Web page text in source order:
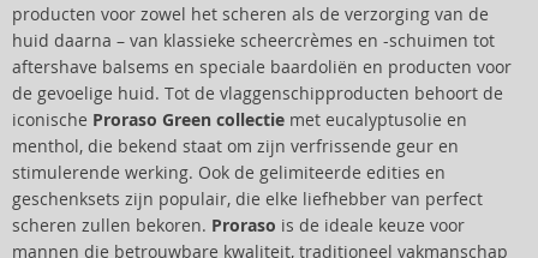
producten voor zowel het scheren als de verzorging van de
huid daarna – van klassieke scheercrèmes en -schuimen tot
aftershave balsems en speciale baardoliën en producten voor
de gevoelige huid. Tot de vlaggenschipproducten behoort de
iconische Proraso Green collectie met eucalyptusolie en
menthol, die bekend staat om zijn verfrissende geur en
stimulerende werking. Ook de gelimiteerde edities en
geschenksets zijn populair, die elke liefhebber van perfect
scheren zullen bekoren. Proraso is de ideale keuze voor
mannen die betrouwbare kwaliteit, traditioneel vakmanschap